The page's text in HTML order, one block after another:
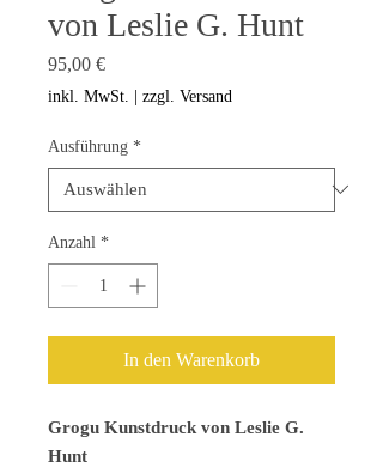
von Leslie G. Hunt
95,00 €Preis
inkl. MwSt. zzgl. Versand
Ausführung *
Anzahl *
In den Warenkorb
Grogu Kunstdruck von Leslie G.
Hunt